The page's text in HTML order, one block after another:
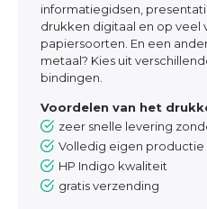
informatiegidsen,
drukken digitaal en op veel
papiersoorten. En een
metaal? Kies uit
bindingen.
Voordelen van het
zeer snelle levering
Volledig eigen productie
HP Indigo kwaliteit
gratis verzending